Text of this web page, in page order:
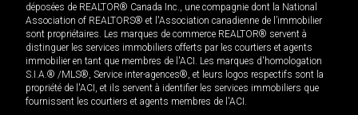
déposées de REALTOR® Canada Inc., une compagnie dont la National
Association of REALTORS® et l'Association canadienne de l’immobilier
sont propriétaires. Les marques de commerce REALTOR® servent à
distinguer les services immobiliers offerts par les courtiers et agents
immobilier en tant que membres de l'ACI. Les marques d'homologation
S.I.A.® /MLS®, Service inter-agences®, et leurs logos respectifs sont la
propriété de l'ACI, et ils servent à identifier les services immobiliers que
fournissent les courtiers et agents membres de l'ACI.